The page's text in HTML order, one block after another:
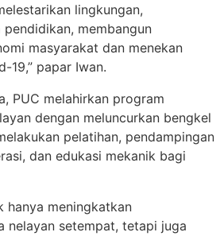
lingkungan,
pendidikan, membangun
masyarakat dan menekan
19,” papar Iwan.
PUC melahirkan program
dengan meluncurkan bengkel
pelatihan, pendampingan
dan edukasi mekanik bagi
hanya meningkatkan
nelayan setempat, tetapi juga